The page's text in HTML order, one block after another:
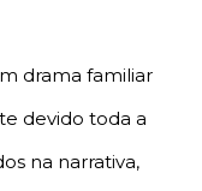
drama familiar
devido toda a
na narrativa,